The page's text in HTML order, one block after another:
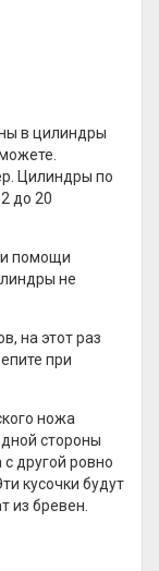
в цилиндры
Цилиндры по
до 20
помощи
не
на этот раз
при
ножа
стороны
другой ровно
кусочки будут
из бревен.